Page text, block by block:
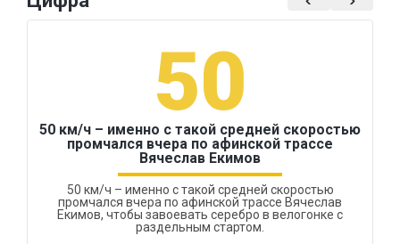
50
50 км/ч – именно с такой средней скоростью
промчался вчера по афинской трассе
Вячеслав Екимов
50 км/ч – именно с такой средней скоростью
промчался вчера по афинской трассе Вячеслав
Екимов, чтобы завоевать серебро в велогонке с
раздельным стартом.